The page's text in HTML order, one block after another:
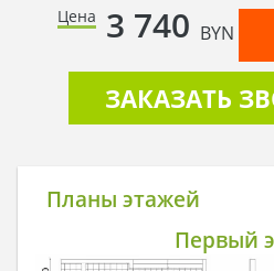
Цена 3 740 BYN
ЗАКАЗАТЬ
Планы этажей
Первый